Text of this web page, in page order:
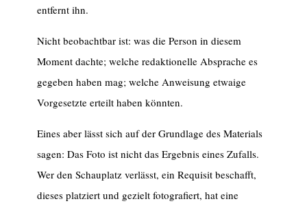
entfernt ihn.
Nicht beobachtbar ist: was die Person in diesem
Moment dachte; welche redaktionelle Absprache es
gegeben haben mag; welche Anweisung etwaige
Vorgesetzte erteilt haben könnten.
Eines aber lässt sich auf der Grundlage des Materials
sagen: Das Foto ist nicht das Ergebnis eines Zufalls.
Wer den Schauplatz verlässt, ein Requisit beschafft,
dieses platziert und gezielt fotografiert, hat eine